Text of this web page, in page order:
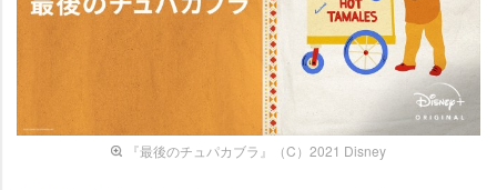
『最後のチュパカブラ』（C）2021 Disney